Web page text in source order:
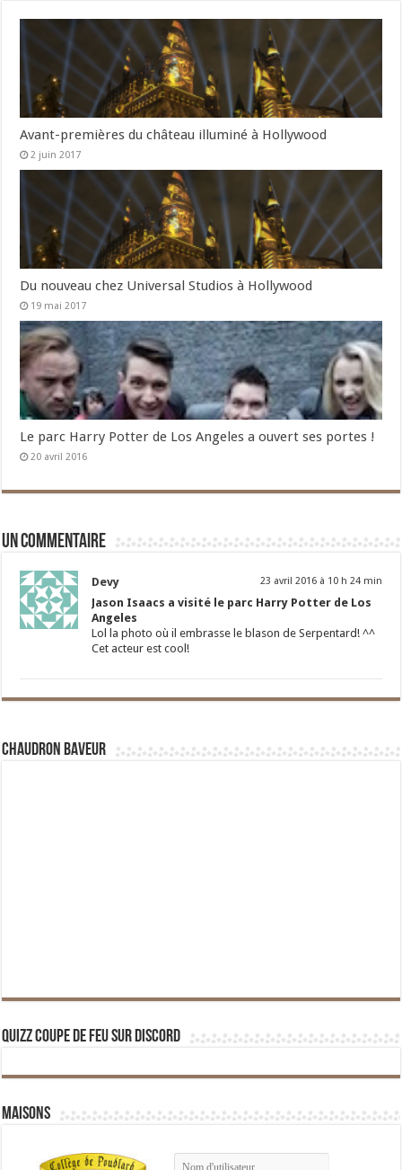
Avant-premières du château illuminé à Hollywood
2 juin 2017
Du nouveau chez Universal Studios à Hollywood
19 mai 2017
Le parc Harry Potter de Los Angeles a ouvert ses portes !
20 avril 2016
Un commentaire
Devy 23 avril 2016 à 10 h 24 min
Jason Isaacs a visité le parc Harry Potter de Los
Angeles
Lol la photo où il embrasse le blason de Serpentard! ^^
Cet acteur est cool!
Chaudron Baveur
Quizz Coupe de Feu sur Discord
Maisons